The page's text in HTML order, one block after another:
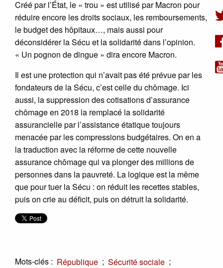
Créé par l’État, le « trou » est utilisé par Macron pour
réduire encore les droits sociaux, les remboursements,
le budget des hôpitaux…, mais aussi pour
déconsidérer la Sécu et la solidarité dans l’opinion.
« Un pognon de dingue » dira encore Macron.
Il est une protection qui n’avait pas été prévue par les
fondateurs de la Sécu, c’est celle du chômage. Ici
aussi, la suppression des cotisations d’assurance
chômage en 2018 la remplacé la solidarité
assurancielle par l’assistance étatique toujours
menacée par les compressions budgétaires. On en a
la traduction avec la réforme de cette nouvelle
assurance chômage qui va plonger des millions de
personnes dans la pauvreté. La logique est la même
que pour tuer la Sécu : on réduit les recettes stables,
puis on crie au déficit, puis on détruit la solidarité.
Mots-clés : République ; Sécurité sociale ;